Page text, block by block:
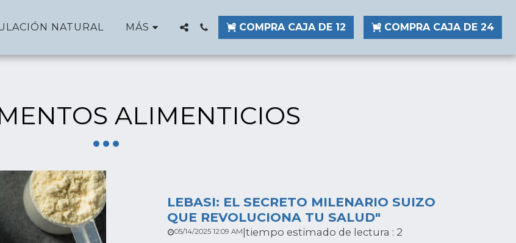
NATURAL MÁS COMPRA CAJA DE 12 COMPRA CAJA DE 24
ALIMENTICIOS
LEBASI: EL SECRETO MILENARIO SUIZO
QUE REVOLUCIONA TU SALUD"
05/14/2025 12:09 AM|tiempo estimado de lectura : 2